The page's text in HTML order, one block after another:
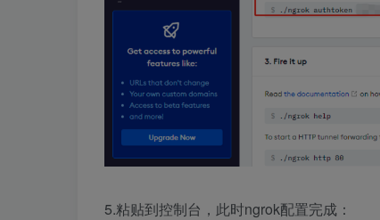
5.粘贴到控制台，此时ngrok配置完成：